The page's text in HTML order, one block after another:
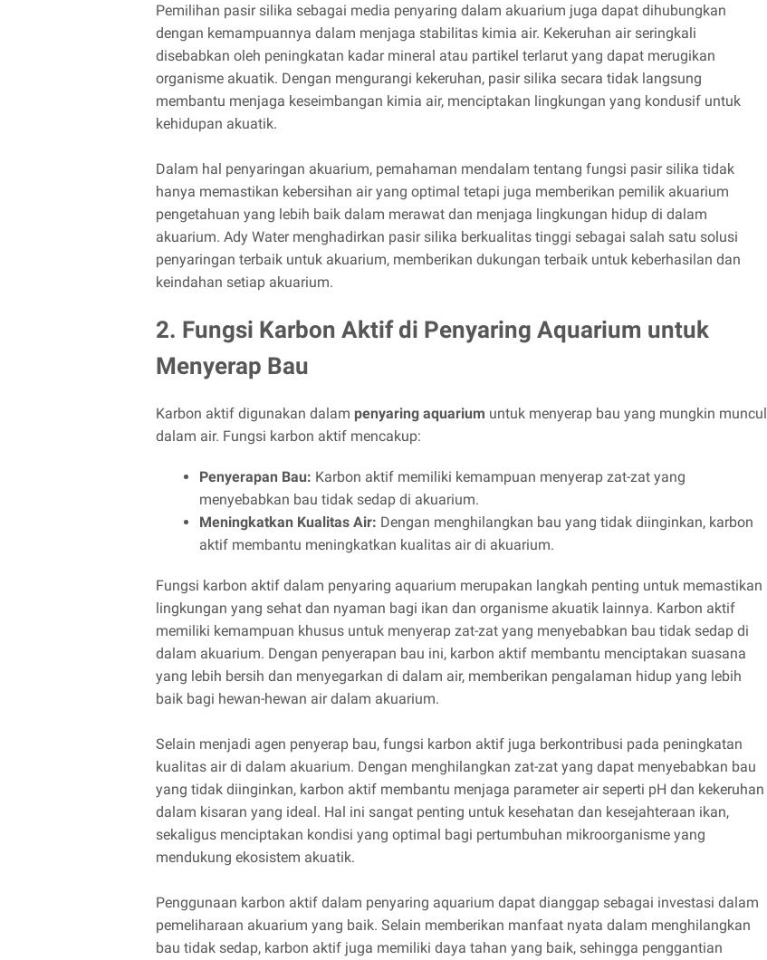
Pemilihan pasir silika sebagai media penyaring dalam akuarium juga dapat dihubungkan
dengan kemampuannya dalam menjaga stabilitas kimia air. Kekeruhan air seringkali
disebabkan oleh peningkatan kadar mineral atau partikel terlarut yang dapat merugikan
organisme akuatik. Dengan mengurangi kekeruhan, pasir silika secara tidak langsung
membantu menjaga keseimbangan kimia air, menciptakan lingkungan yang kondusif untuk
kehidupan akuatik.
Dalam hal penyaringan akuarium, pemahaman mendalam tentang fungsi pasir silika tidak
hanya memastikan kebersihan air yang optimal tetapi juga memberikan pemilik akuarium
pengetahuan yang lebih baik dalam merawat dan menjaga lingkungan hidup di dalam
akuarium. Ady Water menghadirkan pasir silika berkualitas tinggi sebagai salah satu solusi
penyaringan terbaik untuk akuarium, memberikan dukungan terbaik untuk keberhasilan dan
keindahan setiap akuarium.
2. Fungsi Karbon Aktif di Penyaring Aquarium untuk
Menyerap Bau
Karbon aktif digunakan dalam penyaring aquarium untuk menyerap bau yang mungkin muncul
dalam air. Fungsi karbon aktif mencakup:
Penyerapan Bau: Karbon aktif memiliki kemampuan menyerap zat-zat yang
menyebabkan bau tidak sedap di akuarium.
Meningkatkan Kualitas Air: Dengan menghilangkan bau yang tidak diinginkan, karbon
aktif membantu meningkatkan kualitas air di akuarium.
Fungsi karbon aktif dalam penyaring aquarium merupakan langkah penting untuk memastikan
lingkungan yang sehat dan nyaman bagi ikan dan organisme akuatik lainnya. Karbon aktif
memiliki kemampuan khusus untuk menyerap zat-zat yang menyebabkan bau tidak sedap di
dalam akuarium. Dengan penyerapan bau ini, karbon aktif membantu menciptakan suasana
yang lebih bersih dan menyegarkan di dalam air, memberikan pengalaman hidup yang lebih
baik bagi hewan-hewan air dalam akuarium.
Selain menjadi agen penyerap bau, fungsi karbon aktif juga berkontribusi pada peningkatan
kualitas air di dalam akuarium. Dengan menghilangkan zat-zat yang dapat menyebabkan bau
yang tidak diinginkan, karbon aktif membantu menjaga parameter air seperti pH dan kekeruhan
dalam kisaran yang ideal. Hal ini sangat penting untuk kesehatan dan kesejahteraan ikan,
sekaligus menciptakan kondisi yang optimal bagi pertumbuhan mikroorganisme yang
mendukung ekosistem akuatik.
Penggunaan karbon aktif dalam penyaring aquarium dapat dianggap sebagai investasi dalam
pemeliharaan akuarium yang baik. Selain memberikan manfaat nyata dalam menghilangkan
bau tidak sedap, karbon aktif juga memiliki daya tahan yang baik, sehingga penggantian